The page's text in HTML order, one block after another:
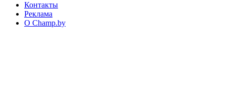
Контакты
Реклама
О Champ.by